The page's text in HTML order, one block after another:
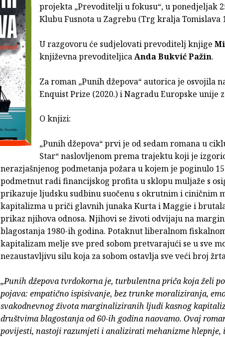
projekta „Prevoditelji u fokusu“, u ponedjeljak
Klubu Fusnota u Zagrebu (Trg kralja Tomislava
U razgovoru će sudjelovati prevoditelj knjige
književna prevoditeljicaAnda Bukvić Pažin.
Za roman „Punih džepova“ autorica je osvojila
Enquist Prize (2020.) i Nagradu Europske unije
O knjizi:
„Punih džepova“ prvi je od sedam romana u
Star“ naslovljenom prema trajektu koji je
nerazjašnjenog podmetanja požara u kojem je poginulo
podmetnut radi financijskog profita u sklopu muljaže s
prikazuje ljudsku sudbinu suočenu s okrutnim i ciničnim
kapitalizma u priči glavnih junaka Kurta i Maggie i
prikaz njihova odnosa. Njihovi se životi odvijaju na
blagostanja 1980-ih godina. Potaknut liberalnom
kapitalizam melje sve pred sobom pretvarajući se u sve
nezaustavljivu silu koja za sobom ostavlja sve veći broj
„Punih džepova tvrdokorna je, turbulentna priča koja želi
pojava: empatično ispisivanje, bez trunke moraliziranja,
svakodnevnog života marginaliziranih ljudi kasnog
društvima blagostanja od 60-ih godina naovamo. Ovaj
povijesti, nastoji razumjeti i analizirati mehanizme hlepnje,